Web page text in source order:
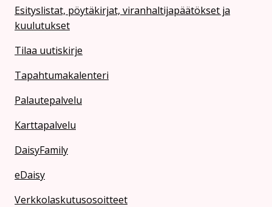
Esityslistat, pöytäkirjat, viranhaltijapäätökset ja
kuulutukset
Tilaa uutiskirje
Tapahtumakalenteri
Palautepalvelu
Karttapalvelu
DaisyFamily
eDaisy
Verkkolaskutusosoitteet